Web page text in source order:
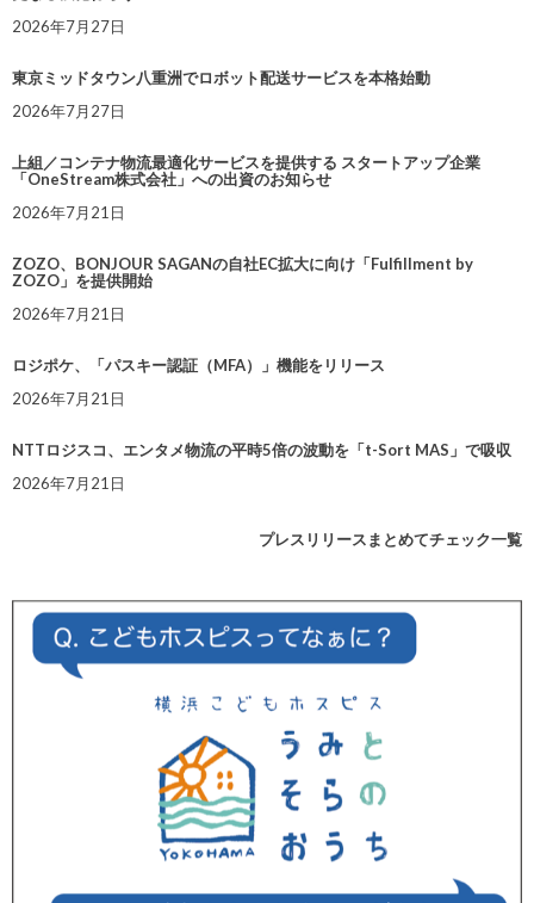
2026年7月27日
東京ミッドタウン八重洲でロボット配送サービスを本格始動
2026年7月27日
上組／コンテナ物流最適化サービスを提供する スタートアップ企業
「OneStream株式会社」への出資のお知らせ
2026年7月21日
ZOZO、BONJOUR SAGANの自社EC拡大に向け「Fulfillment by
ZOZO」を提供開始
2026年7月21日
ロジポケ、「パスキー認証（MFA）」機能をリリース
2026年7月21日
NTTロジスコ、エンタメ物流の平時5倍の波動を「t-Sort MAS」で吸収
2026年7月21日
プレスリリースまとめてチェック一覧